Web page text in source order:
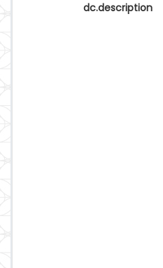
dc.description